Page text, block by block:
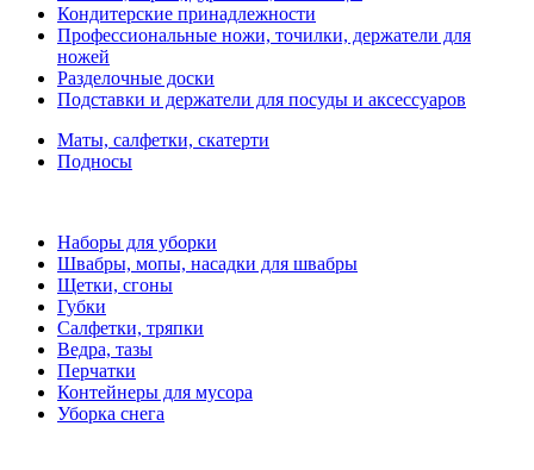
Кондитерские принадлежности
Профессиональные ножи, точилки, держатели для
ножей
Разделочные доски
Подставки и держатели для посуды и аксессуаров
Маты, салфетки, скатерти
Подносы
Наборы для уборки
Швабры, мопы, насадки для швабры
Щетки, сгоны
Губки
Салфетки, тряпки
Ведра, тазы
Перчатки
Контейнеры для мусора
Уборка снега